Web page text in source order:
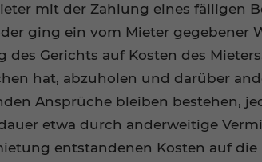
mit der Zahlung eines fälligen
ging ein vom Mieter gegebener
des Gerichts auf Kosten des
hat, abzuholen und darüber
Ansprüche bleiben bestehen,
etwa durch anderweitige
entstandenen Kosten auf